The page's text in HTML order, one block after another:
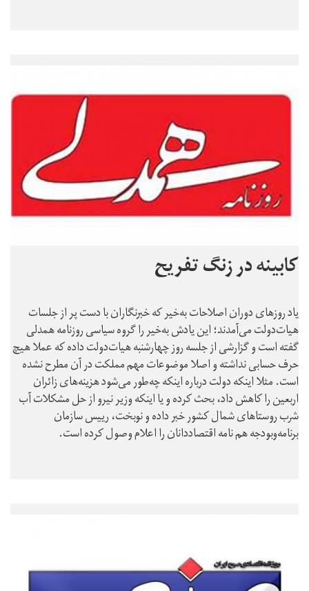
کابینه در زنگ تفریح
یاد روزهای دوران اصلاحات به‌خیر که خبرنگاران با دست پر از جلسات
هیات‌دولت می‌آمدند؛ این یادش به‌خیر را گروه سیاسی روزنامه همدلی
گفته است و گزارشی از جلسه روز چهارشنبه هیات‌دولت داده که عملا هیچ
حرف حسابی نداشته و اصلا موضوعات مهم مملکت در آن مطرح نشده
است. مثلا اینکه دولت درباره اینکه چه‌طور می‌شود هزینه‌های زائران
اربعین را کاهش داد، بحث کرده و یا اینکه وزیر نیرو از حل مشکلات آب
شرب روستاهای شمال کشور خبر داده و نوبخت، رییس سازمان
برنامه‌وبودجه هم نامه اقتصاددانان را اعلام وصول کرده است.